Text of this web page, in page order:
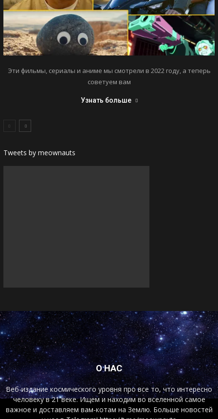
Эти фильмы, сериалы и аниме мы смотрели в 2022 году, а теперь
советуем вам
Узнать больше
Tweets by meownauts
О НАС
Веб-издание космического уровня про все то, что интересно
человеку в 21 веке. Ищем и находим во вселенной самое
важное и доставляем вам-котам на Землю. Больше новостей